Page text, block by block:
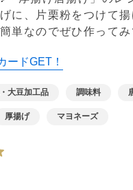
に、片栗粉をつけて
単なのでぜひ作って
ードGET！
大豆加工品 調味料
厚揚げ マヨネーズ